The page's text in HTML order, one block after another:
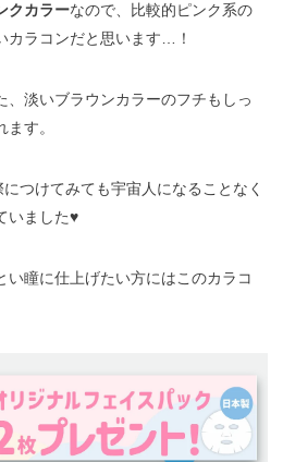
クカラーなので、比較的ピンク系の
カラコンだと思います…！
、淡いブラウンカラーのフチもしっ
す。
つけてみても宇宙人になることなく
いました♥
い瞳に仕上げたい方にはこのカラコ